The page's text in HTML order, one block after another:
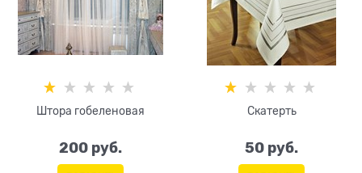
Штора гобеленовая
200 руб.
Скатерть
50 руб.